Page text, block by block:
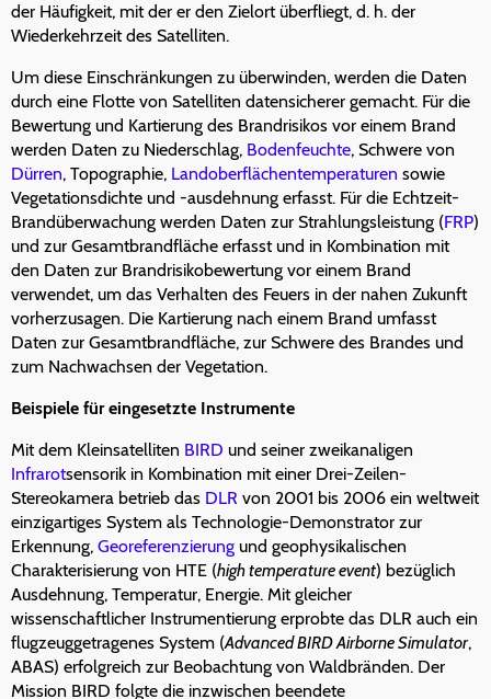
der Häufigkeit, mit der er den Zielort überfliegt, d. h. der
Wiederkehrzeit des Satelliten.
Um diese Einschränkungen zu überwinden, werden die Daten
durch eine Flotte von Satelliten datensicherer gemacht. Für die
Bewertung und Kartierung des Brandrisikos vor einem Brand
werden Daten zu Niederschlag, Bodenfeuchte, Schwere von
Dürren, Topographie, Landoberflächentemperaturen sowie
Vegetationsdichte und -ausdehnung erfasst. Für die Echtzeit-
Brandüberwachung werden Daten zur Strahlungsleistung (FRP)
und zur Gesamtbrandfläche erfasst und in Kombination mit
den Daten zur Brandrisikobewertung vor einem Brand
verwendet, um das Verhalten des Feuers in der nahen Zukunft
vorherzusagen. Die Kartierung nach einem Brand umfasst
Daten zur Gesamtbrandfläche, zur Schwere des Brandes und
zum Nachwachsen der Vegetation.
Beispiele für eingesetzte Instrumente
Mit dem Kleinsatelliten BIRD und seiner zweikanaligen
Infrarotsensorik in Kombination mit einer Drei-Zeilen-
Stereokamera betrieb das DLR von 2001 bis 2006 ein weltweit
einzigartiges System als Technologie-Demonstrator zur
Erkennung, Georeferenzierung und geophysikalischen
Charakterisierung von HTE (high temperature event) bezüglich
Ausdehnung, Temperatur, Energie. Mit gleicher
wissenschaftlicher Instrumentierung erprobte das DLR auch ein
flugzeuggetragenes System (Advanced BIRD Airborne Simulator,
ABAS) erfolgreich zur Beobachtung von Waldbränden. Der
Mission BIRD folgte die inzwischen beendete